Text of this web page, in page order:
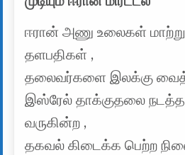
ஈரான் அணு உலைகள்
தளபதிகள் ,
தலைவர்களை இலக்கு
இஸ்ரேல் தாக்குதலை நடத்த
வருகின்ற ,
தகவல் கிடைக்க பெற்ற